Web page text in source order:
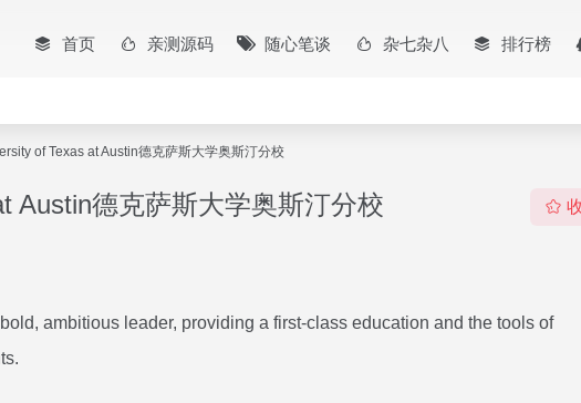
首页 亲测源码 随心笔谈 杂七杂八 排行榜
of Texas at Austin德克萨斯大学奥斯汀分校
Austin德克萨斯大学奥斯汀分校
ambitious leader, providing a first-class education and the tools of